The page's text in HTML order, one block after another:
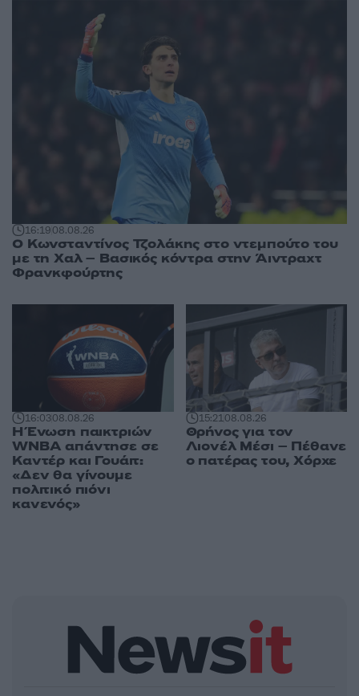
16:1908.08.26
Ο Κωνσταντίνος Τζολάκης στο ντεμπούτο του
με τη Χαλ – Βασικός κόντρα στην Άιντραχτ
Φρανκφούρτης
16:0308.08.26
Η Ένωση παικτριών
WNBA απάντησε σε
Καντέρ και Γουάιτ:
«Δεν θα γίνουμε
πολιτικό πιόνι
κανενός»
15:2108.08.26
Θρήνος για τον
Λιονέλ Μέσι – Πέθανε
ο πατέρας του, Χόρχε